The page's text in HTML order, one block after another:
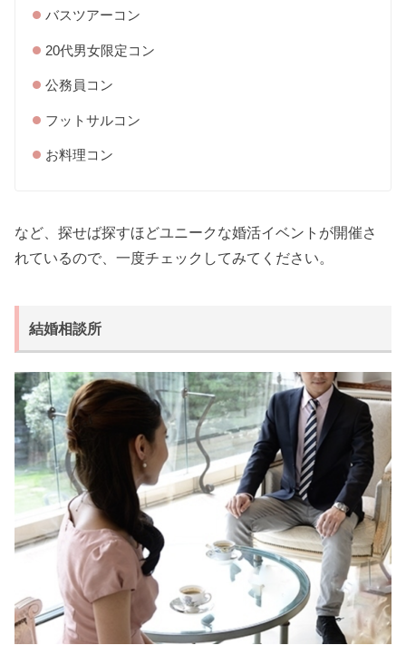
バスツアーコン
20代男女限定コン
公務員コン
フットサルコン
お料理コン
など、探せば探すほどユニークな婚活イベントが開催さ
れているので、一度チェックしてみてください。
結婚相談所